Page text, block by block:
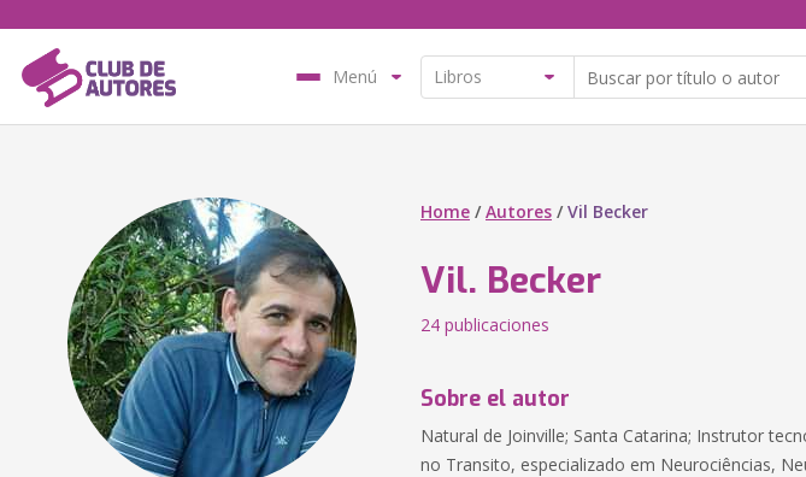
Menú
Home /Autores /Vil Becker
Vil. Becker
24 publicaciones
Sobre el autor
Natural de Joinville; Santa Catarina; Instrutor
no Transito, especializado em Neurociências,